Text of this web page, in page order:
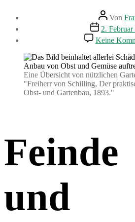
Beitragsautor
Von
Beitragsdatum
2. Februar
Keine
Eine Übersicht von nützlichen
"Freiherr von Schilling, Der
Obst- und Gartenbau, 1893."
Feinde
und